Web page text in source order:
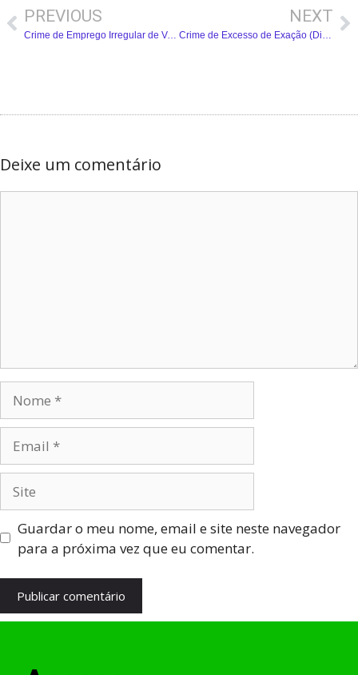
PREVIOUS
Crime de Emprego Irregular de Verbas ou Rendas Públicas (Direito Penal): Resumo Completo
NEXT
Crime de Excesso de Exação (Direito Penal): Resumo Completo
Deixe um comentário
Guardar o meu nome, email e site neste navegador
para a próxima vez que eu comentar.